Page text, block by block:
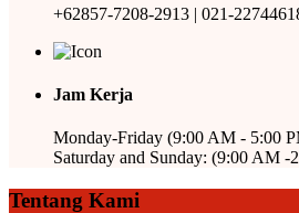
+62857-7208-2913 | 021-
Jam Kerja
Monday-Friday (9:00 AM - 5:00
Saturday and Sunday: (9:00 AM -
Tentang Kami